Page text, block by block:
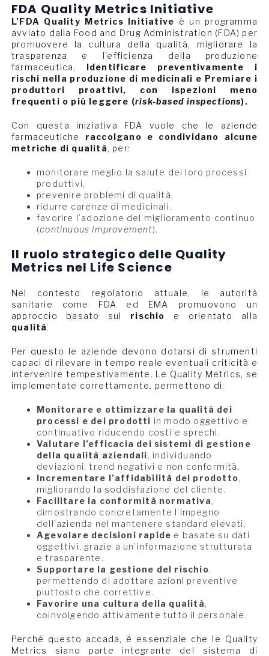
FDA Quality Metrics Initiative
L’FDA Quality Metrics Initiative è un programma
avviato dalla Food and Drug Administration (FDA) per
promuovere la cultura della qualità, migliorare la
trasparenza e l’efficienza della produzione
farmaceutica, Identificare preventivamente i
rischi nella produzione di medicinali e Premiare i
produttori proattivi, con ispezioni meno
frequenti o più leggere (risk-based inspections).
Con questa iniziativa FDA vuole che le aziende
farmaceutiche raccolgano e condividano alcune
metriche di qualità, per:
monitorare meglio la salute dei loro processi
produttivi,
prevenire problemi di qualità,
ridurre carenze di medicinali,
favorire l’adozione del miglioramento continuo
(continuous improvement).
Il ruolo strategico delle Quality
Metrics nel Life Science
Nel contesto regolatorio attuale, le autorità
sanitarie come FDA ed EMA promuovono un
approccio basato sul rischio e orientato alla
qualità.
Per questo le aziende devono dotarsi di strumenti
capaci di rilevare in tempo reale eventuali criticità e
intervenire tempestivamente. Le Quality Metrics, se
implementate correttamente, permettono di:
Monitorare e ottimizzare la qualità dei
processi e dei prodotti in modo oggettivo e
continuativo riducendo costi e sprechi.
Valutare l’efficacia dei sistemi di gestione
della qualità aziendali, individuando
deviazioni, trend negativi e non conformità.
Incrementare l’affidabilità del prodotto,
migliorando la soddisfazione del cliente.
Facilitare la conformità normativa,
dimostrando concretamente l’impegno
dell’azienda nel mantenere standard elevati.
Agevolare decisioni rapide e basate su dati
oggettivi, grazie a un’informazione strutturata
e trasparente.
Supportare la gestione del rischio,
permettendo di adottare azioni preventive
piuttosto che correttive.
Favorire una cultura della qualità,
coinvolgendo attivamente tutto il personale.
Perché questo accada, è essenziale che le Quality
Metrics siano parte integrante del sistema di